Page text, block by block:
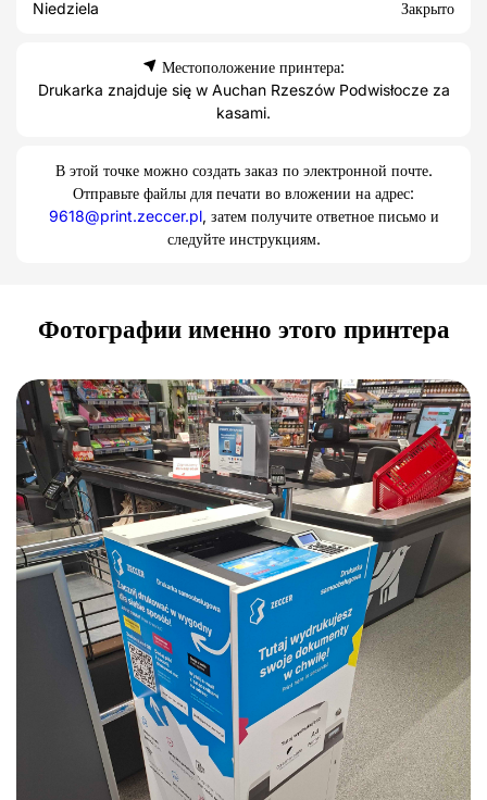
Niedziela
Закрыто
Местоположение принтера:
Drukarka znajduje się w Auchan Rzeszów Podwisłocze za
kasami.
В этой точке можно создать заказ по электронной почте.
Отправьте файлы для печати во вложении на адрес:
9618@print.zeccer.pl, затем получите ответное письмо и
следуйте инструкциям.
Фотографии именно этого принтера